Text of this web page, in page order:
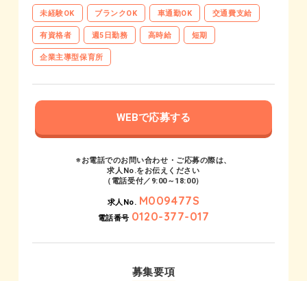
未経験OK ブランクOK 車通勤OK 交通費支給
有資格者 週5日勤務 高時給 短期
企業主導型保育所
WEBで応募する
※お電話でのお問い合わせ・ご応募の際は、
求人No.をお伝えください
（電話受付／9:00～18:00）
求人No. M009477S
電話番号 0120-377-017
募集要項